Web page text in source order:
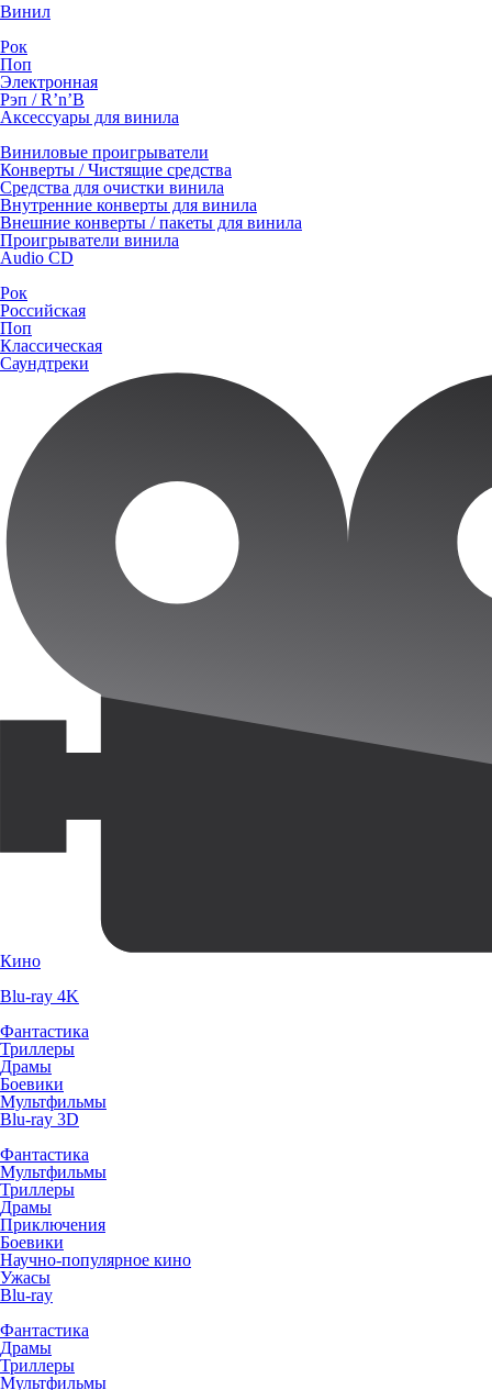
Винил
Рок
Поп
Электронная
Рэп / R’n’B
Аксессуары для винила
Виниловые проигрыватели
Конверты / Чистящие средства
Средства для очистки винила
Внутренние конверты для винила
Внешние конверты / пакеты для винила
Проигрыватели винила
Audio CD
Рок
Российская
Поп
Классическая
Саундтреки
Кино
Blu-ray 4K
Фантастика
Триллеры
Драмы
Боевики
Мультфильмы
Blu-ray 3D
Фантастика
Мультфильмы
Триллеры
Драмы
Приключения
Боевики
Научно-популярное кино
Ужасы
Blu-ray
Фантастика
Драмы
Триллеры
Мультфильмы